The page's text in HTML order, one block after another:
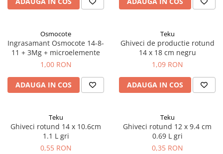
Spanac
Varza
fragute
leustean
Osmocote
Ingrasamant Osmocote 14-8-
11 + 3Mg + microelemente
1,00 RON
ADAUGA IN COS
Teku
Ghiveci de productie rotund
14 x 18 cm negru
1,09 RON
ADAUGA IN COS
Teku
Ghiveci rotund 14 x 10.6cm
1.1 L gri
0,55 RON
Teku
Ghiveci rotund 12 x 9.4 cm
0.69 L gri
0,35 RON